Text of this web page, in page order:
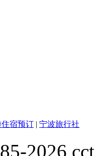
宿预订 | 宁波旅行社
2026